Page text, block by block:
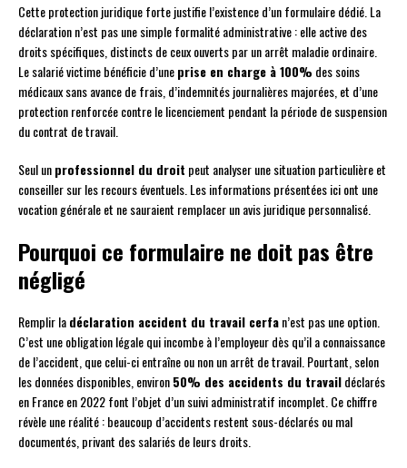
Cette protection juridique forte justifie l’existence d’un formulaire dédié. La
déclaration n’est pas une simple formalité administrative : elle active des
droits spécifiques, distincts de ceux ouverts par un arrêt maladie ordinaire.
Le salarié victime bénéficie d’uneprise en charge à 100% des soins
médicaux sans avance de frais, d’indemnités journalières majorées, et d’une
protection renforcée contre le licenciement pendant la période de suspension
du contrat de travail.
Seul unprofessionnel du droit peut analyser une situation particulière et
conseiller sur les recours éventuels. Les informations présentées ici ont une
vocation générale et ne sauraient remplacer un avis juridique personnalisé.
Pourquoi ce formulaire ne doit pas être
négligé
Remplir ladéclaration accident du travail cerfan’est pas une option.
C’est une obligation légale qui incombe à l’employeur dès qu’il a connaissance
de l’accident, que celui-ci entraîne ou non un arrêt de travail. Pourtant, selon
les données disponibles, environ50% des accidents du travaildéclarés
en France en 2022 font l’objet d’un suivi administratif incomplet. Ce chiffre
révèle une réalité : beaucoup d’accidents restent sous-déclarés ou mal
documentés, privant des salariés de leurs droits.